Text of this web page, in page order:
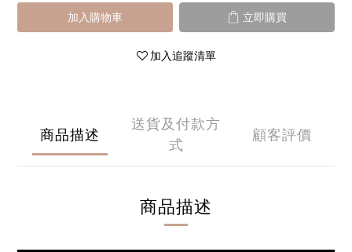
加入購物車 立即購買
加入追蹤清單
商品描述
送貨及付款方
式
顧客評價
商品描述